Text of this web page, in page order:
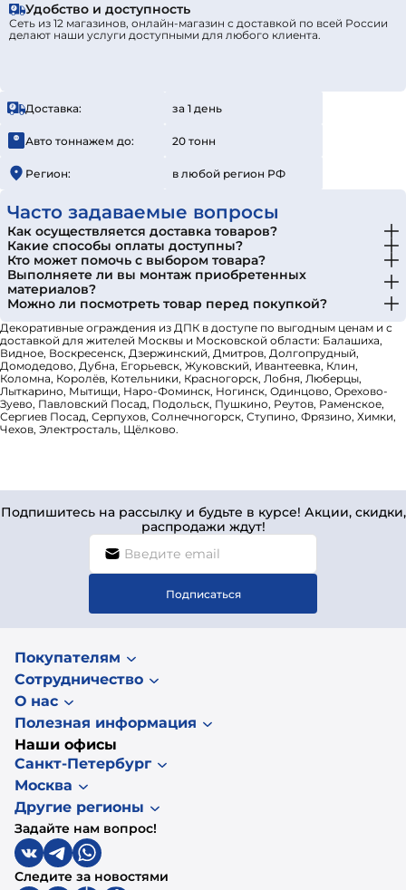
Удобство и доступность
Сеть из 12 магазинов, онлайн-магазин с доставкой по всей России
делают наши услуги доступными для любого клиента.
Доставка: за 1 день
Авто тоннажем до: 20 тонн
Регион: в любой регион РФ
Часто задаваемые вопросы
Как осуществляется доставка товаров?
Какие способы оплаты доступны?
Кто может помочь с выбором товара?
Выполняете ли вы монтаж приобретенных
материалов?
Можно ли посмотреть товар перед покупкой?
Декоративные ограждения из ДПК в доступе по выгодным ценам и с
доставкой для жителей Москвы и Московской области: Балашиха,
Видное, Воскресенск, Дзержинский, Дмитров, Долгопрудный,
Домодедово, Дубна, Егорьевск, Жуковский, Ивантеевка, Клин,
Коломна, Королёв, Котельники, Красногорск, Лобня, Люберцы,
Лыткарино, Мытищи, Наро-Фоминск, Ногинск, Одинцово, Орехово-
Зуево, Павловский Посад, Подольск, Пушкино, Реутов, Раменское,
Сергиев Посад, Серпухов, Солнечногорск, Ступино, Фрязино, Химки,
Чехов, Электросталь, Щёлково.
Подпишитесь на рассылку и будьте в курсе! Акции, скидки,
распродажи ждут!
Подписаться
Покупателям
Сотрудничество
О нас
Полезная информация
Наши офисы
Санкт-Петербург
Москва
Другие регионы
Задайте нам вопрос!
Следите за новостями